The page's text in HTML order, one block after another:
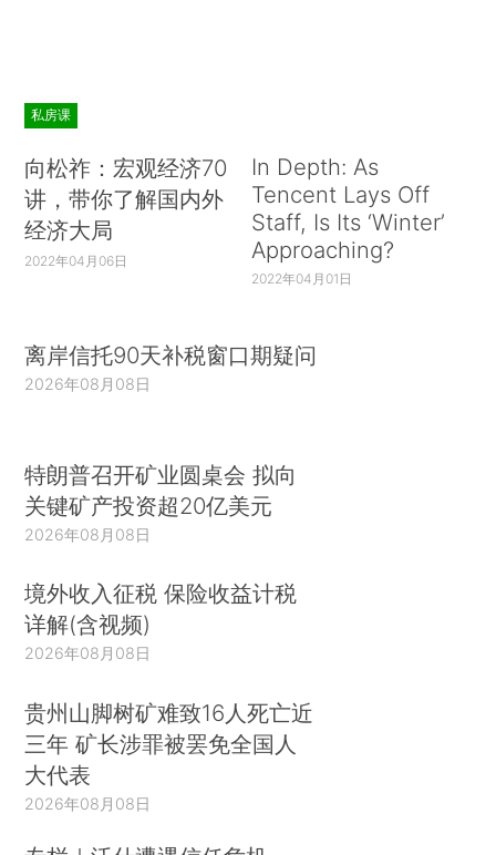
私房课
向松祚：宏观经济70
讲，带你了解国内外
经济大局
2022年04月06日
In Depth: As
Tencent Lays Off
Staff, Is Its ‘Winter’
Approaching?
2022年04月01日
离岸信托90天补税窗口期疑问
2026年08月08日
特朗普召开矿业圆桌会 拟向
关键矿产投资超20亿美元
2026年08月08日
境外收入征税 保险收益计税
详解(含视频)
2026年08月08日
贵州山脚树矿难致16人死亡近
三年 矿长涉罪被罢免全国人
大代表
2026年08月08日